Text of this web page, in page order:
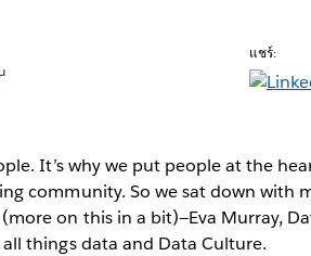
แชร์:
It’s why we put people at the
community. So we sat down with
on this in a bit)—Eva Murray,
things data and Data Culture.